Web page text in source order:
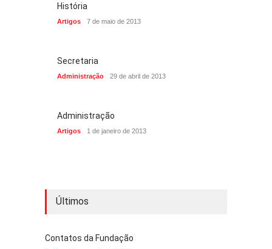
História
Artigos 7 de maio de 2013
Secretaria
Administração 29 de abril de 2013
Administração
Artigos 1 de janeiro de 2013
Últimos
Contatos da Fundação